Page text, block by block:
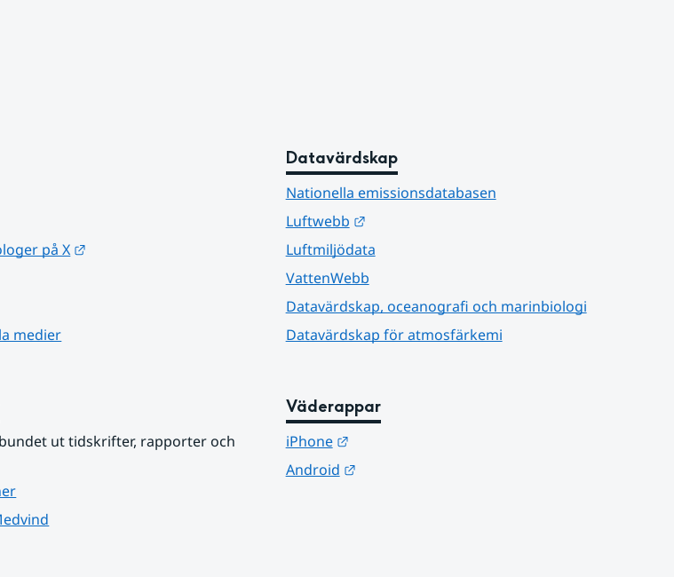
på X
medier
Datavärdskap
Nationella emissionsdatabasen
Luftwebb
Länk till annan webbplats.
Luftmiljödata
VattenWebb
Datavärdskap, oceanografi och marinbiologi
Datavärdskap för atmosfärkemi
ut tidskrifter, rapporter och
Väderappar
iPhone
Länk till annan webbplats.
Android
Länk till annan webbplats.